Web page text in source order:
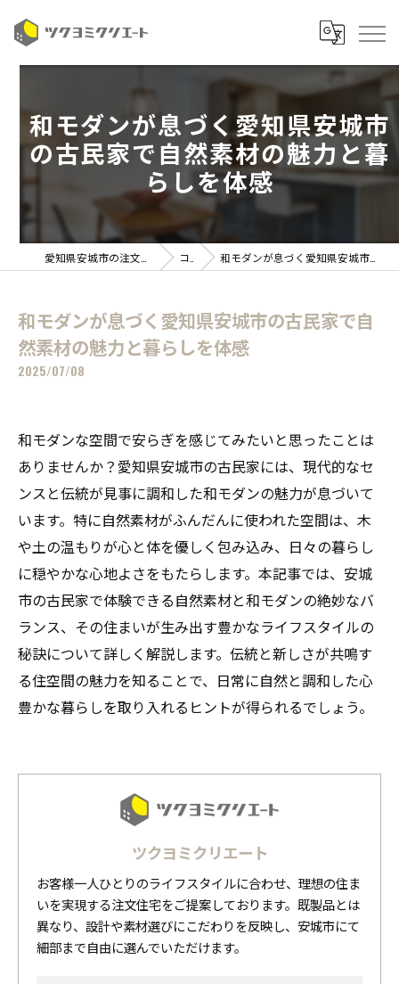
和モダンが息づく愛知県安城市
の古民家で自然素材の魅力と暮
らしを体感
コラム 和モダンが息づく愛知県安城市の古民家で自然素材の魅力と暮らしを体感
和モダンが息づく愛知県安城市の古民家で自
然素材の魅力と暮らしを体感
2025/07/08
和モダンな空間で安らぎを感じてみたいと思ったことは
ありませんか？愛知県安城市の古民家には、現代的なセ
ンスと伝統が見事に調和した和モダンの魅力が息づいて
います。特に自然素材がふんだんに使われた空間は、木
や土の温もりが心と体を優しく包み込み、日々の暮らし
に穏やかな心地よさをもたらします。本記事では、安城
市の古民家で体験できる自然素材と和モダンの絶妙なバ
ランス、その住まいが生み出す豊かなライフスタイルの
秘訣について詳しく解説します。伝統と新しさが共鳴す
る住空間の魅力を知ることで、日常に自然と調和した心
豊かな暮らしを取り入れるヒントが得られるでしょう。
ツクヨミクリエート
お客様一人ひとりのライフスタイルに合わせ、理想の住ま
いを実現する注文住宅をご提案しております。既製品とは
異なり、設計や素材選びにこだわりを反映し、安城市にて
細部まで自由に選んでいただけます。